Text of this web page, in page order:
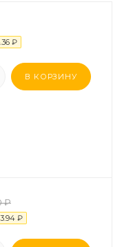
₽
В КОРЗИНУ
₽
₽